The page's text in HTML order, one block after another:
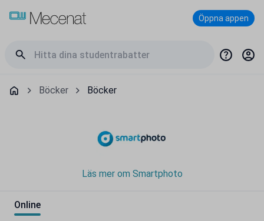
Öppna appen
Böcker Böcker
Läs mer om Smartphoto
Online